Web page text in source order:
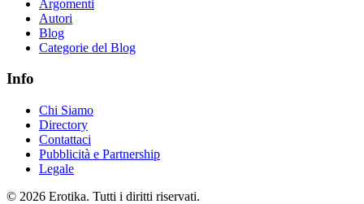
Argomenti
Autori
Blog
Categorie del Blog
Info
Chi Siamo
Directory
Contattaci
Pubblicità e Partnership
Legale
© 2026 Erotika. Tutti i diritti riservati.